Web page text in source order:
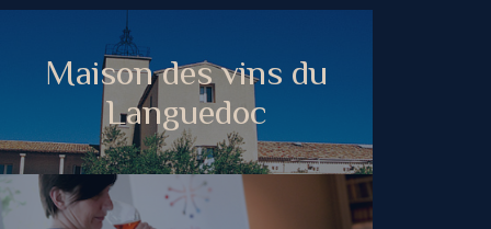
Maison des vins du
Languedoc